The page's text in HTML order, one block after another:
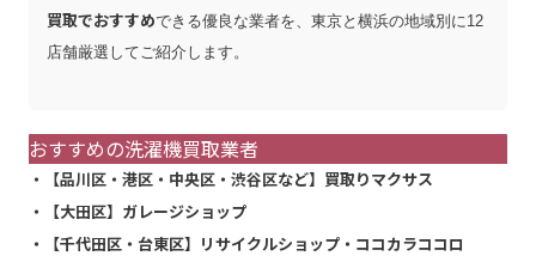
買取でおすすめできる優良な業者を、東京と横浜の地域別に12
店舗厳選してご紹介します。
おすすめの洗濯機買取業者
・【品川区・港区・中央区・渋谷区など】買取りマクサス
・【大田区】ガレージショップ
・【千代田区・台東区】リサイクルショップ・ココカラココロ